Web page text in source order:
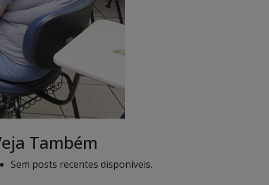
Também
Sem posts recentes disponíveis.